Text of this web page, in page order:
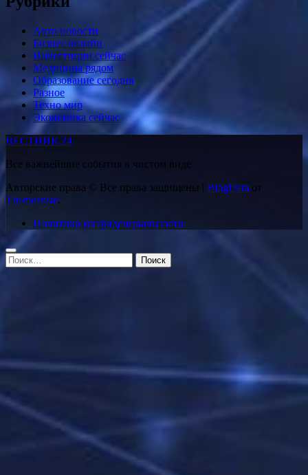
Авто новости
Бизнес онлайн
Инвестиции сейчас
Медицина рядом
Образование сегодня
Разное
Техно мир
Экономика сейчас
ВЕСТНИК 24
Все важнейшие события в чистом виде
Авторские права © Все права защищены | BlogData от
Themeansar.
Политика конфиденциальности
Найти: